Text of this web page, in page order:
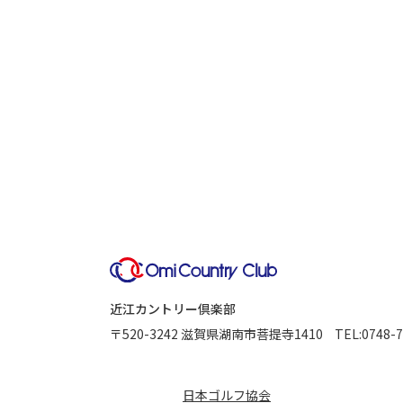
近江カントリー倶楽部
〒520-3242 滋賀県湖南市菩提寺1410 TEL:0748-
日本ゴルフ協会